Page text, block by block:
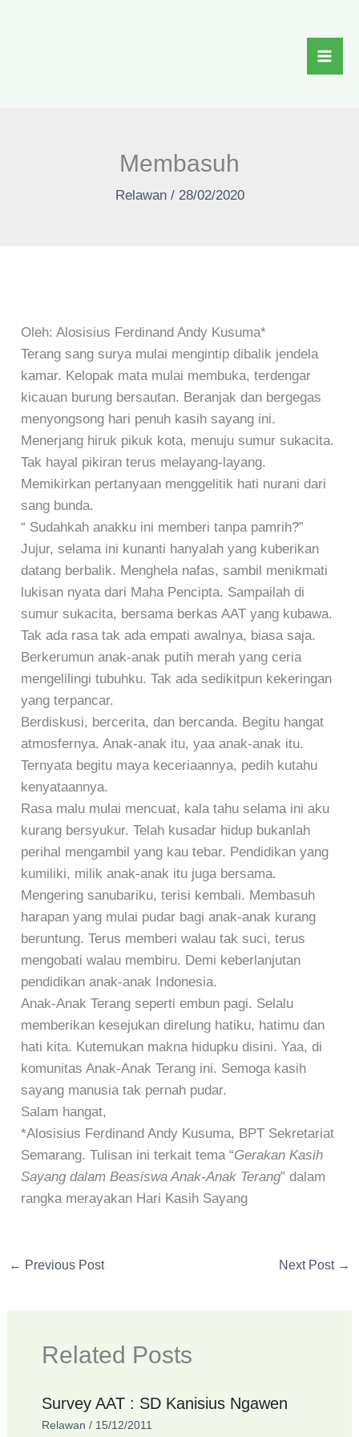
Membasuh
Relawan/ 28/02/2020
Oleh: Alosisius Ferdinand Andy Kusuma*
Terang sang surya mulai mengintip dibalik jendela
kamar. Kelopak mata mulai membuka, terdengar
kicauan burung bersautan. Beranjak dan bergegas
menyongsong hari penuh kasih sayang ini.
Menerjang hiruk pikuk kota, menuju sumur sukacita.
Tak hayal pikiran terus melayang-layang.
Memikirkan pertanyaan menggelitik hati nurani dari
sang bunda.
“ Sudahkah anakku ini memberi tanpa pamrih?”
Jujur, selama ini kunanti hanyalah yang kuberikan
datang berbalik. Menghela nafas, sambil menikmati
lukisan nyata dari Maha Pencipta. Sampailah di
sumur sukacita, bersama berkas AAT yang kubawa.
Tak ada rasa tak ada empati awalnya, biasa saja.
Berkerumun anak-anak putih merah yang ceria
mengelilingi tubuhku. Tak ada sedikitpun kekeringan
yang terpancar.
Berdiskusi, bercerita, dan bercanda. Begitu hangat
atmosfernya. Anak-anak itu, yaa anak-anak itu.
Ternyata begitu maya keceriaannya, pedih kutahu
kenyataannya.
Rasa malu mulai mencuat, kala tahu selama ini aku
kurang bersyukur. Telah kusadar hidup bukanlah
perihal mengambil yang kau tebar. Pendidikan yang
kumiliki, milik anak-anak itu juga bersama.
Mengering sanubariku, terisi kembali. Membasuh
harapan yang mulai pudar bagi anak-anak kurang
beruntung. Terus memberi walau tak suci, terus
mengobati walau membiru. Demi keberlanjutan
pendidikan anak-anak Indonesia.
Anak-Anak Terang seperti embun pagi. Selalu
memberikan kesejukan direlung hatiku, hatimu dan
hati kita. Kutemukan makna hidupku disini. Yaa, di
komunitas Anak-Anak Terang ini. Semoga kasih
sayang manusia tak pernah pudar.
Salam hangat,
*Alosisius Ferdinand Andy Kusuma, BPT Sekretariat
Semarang. Tulisan ini terkait tema “Gerakan Kasih
Sayang dalam Beasiswa Anak-Anak Terang” dalam
rangka merayakan Hari Kasih Sayang
← Previous Post Next Post →
Related Posts
Survey AAT : SD Kanisius Ngawen
Relawan / 15/12/2011